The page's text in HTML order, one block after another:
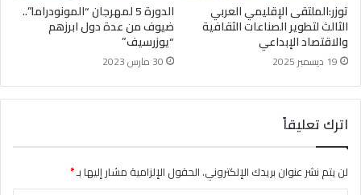
توزر:الملتقى الإقليمي العربي
الثالث لتطوير الصناعات الثقافية
والاقتصاد الإبداعي
19 ديسمبر 2025
الدورة 5 لمهرجان “المونودراما”..
ضيوف من عدة دول ابرزهم
“يوزرسيف”
30 مارس 2023
اترك تعليقاً
لن يتم نشر عنوان بريدك الإلكتروني.الحقول الإلزامية مشار إليها بـ*